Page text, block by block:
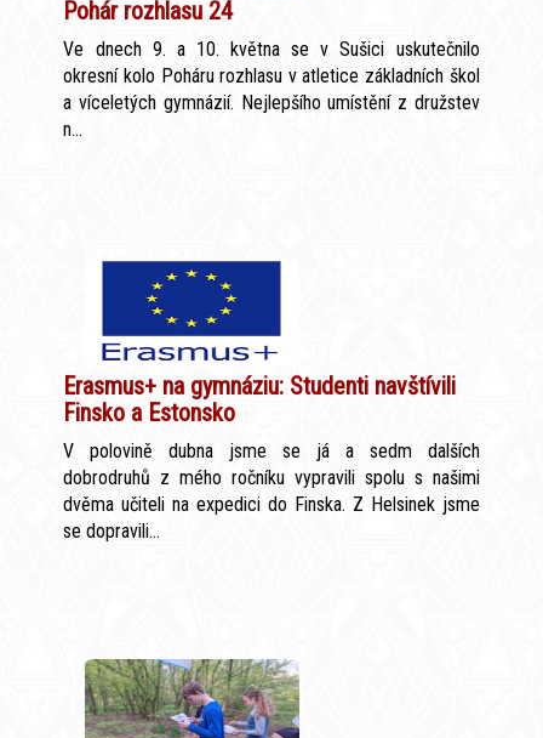
Pohár rozhlasu 24
Ve dnech 9. a 10. května se v Sušici uskutečnilo
okresní kolo Poháru rozhlasu v atletice základních škol
a víceletých gymnázií. Nejlepšího umístění z družstev
n...
Erasmus+ na gymnáziu: Studenti navštívili
Finsko a Estonsko
V polovině dubna jsme se já a sedm dalších
dobrodruhů z mého ročníku vypravili spolu s našimi
dvěma učiteli na expedici do Finska. Z Helsinek jsme
se dopravili...